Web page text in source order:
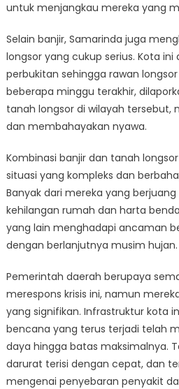
untuk menjangkau mereka yang
Selain banjir, Samarinda juga
longsor yang cukup serius. Kota
perbukitan sehingga rawan
beberapa minggu terakhir,
tanah longsor di wilayah tersebut,
dan membahayakan nyawa.
Kombinasi banjir dan tanah
situasi yang kompleks dan
Banyak dari mereka yang
kehilangan rumah dan harta
yang lain menghadapi ancaman
dengan berlanjutnya musim hujan.
Pemerintah daerah berupaya
merespons krisis ini, namun
yang signifikan. Infrastruktur kota
bencana yang terus terjadi telah
daya hingga batas maksimalnya.
darurat terisi dengan cepat, dan
mengenai penyebaran penyakit